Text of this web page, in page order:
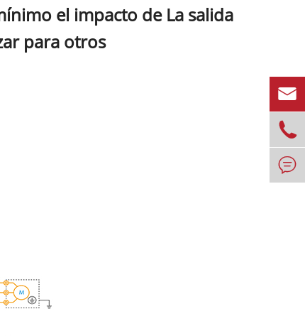
el impacto de La salida
para otros


